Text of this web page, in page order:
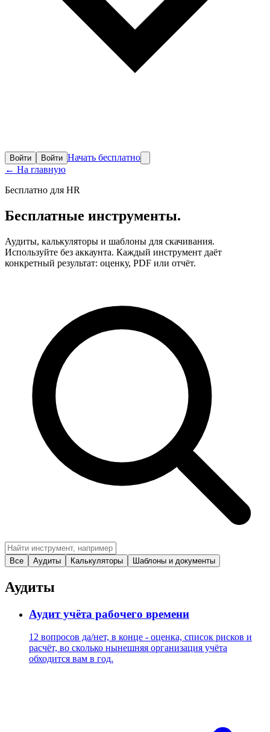
Войти Войти Начать бесплатно
← На главную
Бесплатно для HR
Бесплатные инструменты.
Аудиты, калькуляторы и шаблоны для скачивания.
Используйте без аккаунта. Каждый инструмент даёт
конкретный результат: оценку, PDF или отчёт.
Все Аудиты Калькуляторы Шаблоны и документы
Аудиты
Аудит учёта рабочего времени
12 вопросов да/нет, в конце - оценка, список рисков и
расчёт, во сколько нынешняя организация учёта
обходится вам в год.